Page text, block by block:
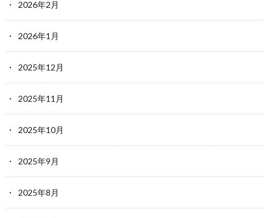
2026年2月
2026年1月
2025年12月
2025年11月
2025年10月
2025年9月
2025年8月